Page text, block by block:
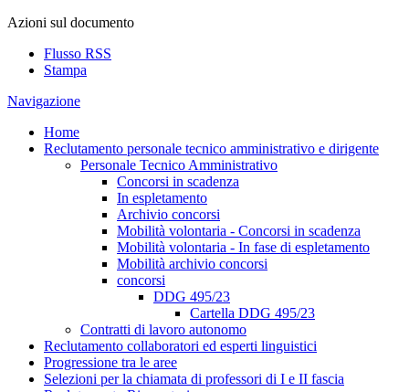
Azioni sul documento
Flusso RSS
Stampa
Navigazione
Home
Reclutamento personale tecnico amministrativo e dirigente
Personale Tecnico Amministrativo
Concorsi in scadenza
In espletamento
Archivio concorsi
Mobilità volontaria - Concorsi in scadenza
Mobilità volontaria - In fase di espletamento
Mobilità archivio concorsi
concorsi
DDG 495/23
Cartella DDG 495/23
Contratti di lavoro autonomo
Reclutamento collaboratori ed esperti linguistici
Progressione tra le aree
Selezioni per la chiamata di professori di I e II fascia